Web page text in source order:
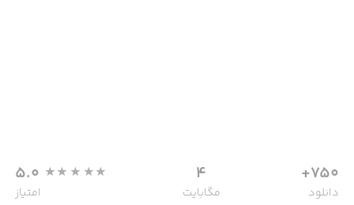
750+
دانلود
4
مگابایت
5.0
امتیاز